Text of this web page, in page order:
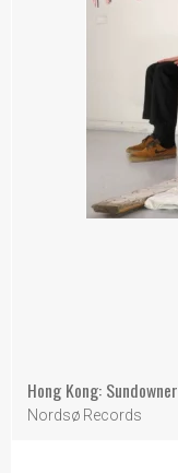
Hong Kong: Sundowner
Nordsø Records